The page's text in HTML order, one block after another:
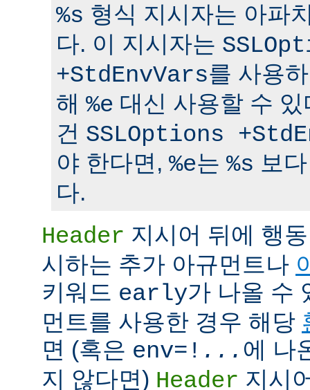
%s 형식 지시자는 아파
다. 이 지시자는
+StdEnvVars를 사용
해 %e 대신 사용할 수
건 SSLOptions
야 한다면, %e는 %s 보
다.
Header 지시어 뒤에 행
시하는 추가 아규먼트나
키워드 early가 나올 수
먼트를 사용한 경우 해당
면 (혹은 env=! ... 에 나
지 않다면) Header 지시